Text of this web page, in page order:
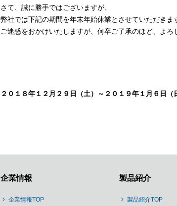
さて、誠に勝手ではございますが、
弊社では下記の期間を年末年始休業とさせていただきま
ご迷惑をおかけいたしますが、何卒ご了承のほど、よろ
２０１８年１２月２９日（土）～２０１９年１月６日（
企業情報
企業情報TOP
製品紹介
製品紹介TOP